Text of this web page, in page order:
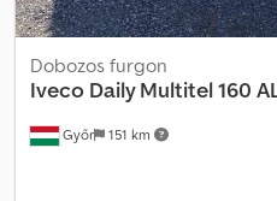
Győr 151 km
Dobozos furgon
Iveco Daily Multitel 160